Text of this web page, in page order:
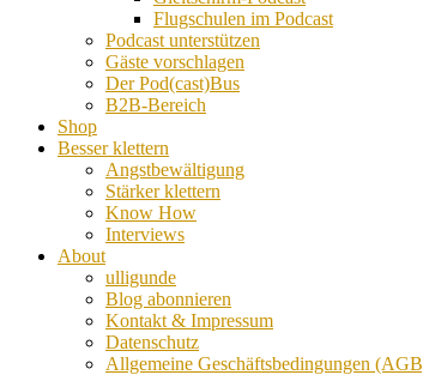
Flugschulen im Podcast
Podcast unterstützen
Gäste vorschlagen
Der Pod(cast)Bus
B2B-Bereich
Shop
Besser klettern
Angstbewältigung
Stärker klettern
Know How
Interviews
About
ulligunde
Blog abonnieren
Kontakt & Impressum
Datenschutz
Allgemeine Geschäftsbedingungen